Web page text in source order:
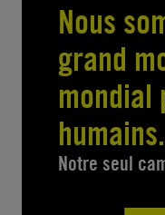
Nous
grand
mondial
humains.
Notre seul